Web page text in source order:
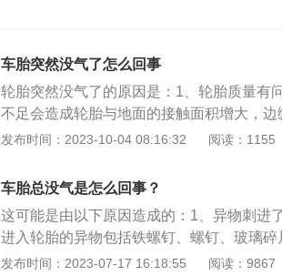
车胎突然没气了怎么回事
轮胎突然没气了的原因是：1、轮胎质量有
不足会造成轮胎与地面的接触面积增大，
不好的时候，车身会剧烈抖动，并大大影响
发现的。如果放气不严重，可以低速行驶到
充气。但出于安全考虑，建议电话联系汽
问题：可能是气门嘴出现了老化的情况，车
变形、龟裂、变硬的情况，建议及时去修
车主后期加装了胎压监测，放在气门芯上的
发布时间：2023-10-04 08:16:32 阅读：1155
车胎总没气是怎么回事？
这可能是由以下原因造成的：1、异物刺进
进入轮胎的异物包括铁螺钉、螺钉、玻璃
情况下，可以通过热修复来解决漏气问题。
发布时间：2023-07-17 16:18:55 阅读：9867